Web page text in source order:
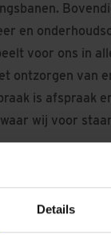
Details
en
voor ons in
ontzorgen van
is afspraak
wij voor